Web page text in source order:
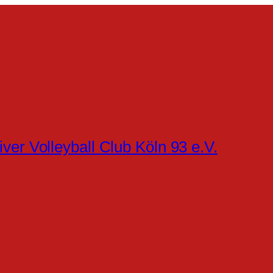
Volleyball Club Köln 93 e.V.